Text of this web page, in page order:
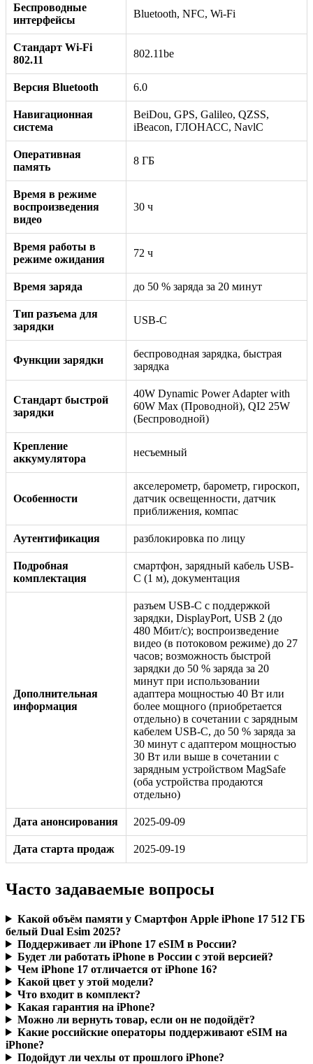
Беспроводные
интерфейсы
Bluetooth, NFC, Wi-Fi
Стандарт Wi-Fi
802.11
802.11be
Версия Bluetooth 6.0
Навигационная
система
BeiDou, GPS, Galileo, QZSS,
iBeacon, ГЛОНАСС, NavlC
Оперативная
память
8 ГБ
Время в режиме
воспроизведения
видео
30 ч
Время работы в
режиме ожидания
72 ч
Время заряда до 50 % заряда за 20 минут
Тип разъема для
зарядки
USB-C
Функции зарядки
беспроводная зарядка, быстрая
зарядка
Стандарт быстрой
зарядки
40W Dynamic Power Adapter with
60W Max (Проводной), QI2 25W
(Беспроводной)
Крепление
аккумулятора
несъемный
Особенности
акселерометр, барометр, гироскоп,
датчик освещенности, датчик
приближения, компас
Аутентификация разблокировка по лицу
Подробная
комплектация
смартфон, зарядный кабель USB-
C (1 м), документация
Дополнительная
информация
разъем USB-C с поддержкой
зарядки, DisplayPort, USB 2 (до
480 Мбит/с); воспроизведение
видео (в потоковом режиме) до 27
часов; возможность быстрой
зарядки до 50 % заряда за 20
минут при использовании
адаптера мощностью 40 Вт или
более мощного (приобретается
отдельно) в сочетании с зарядным
кабелем USB-C, до 50 % заряда за
30 минут с адаптером мощностью
30 Вт или выше в сочетании с
зарядным устройством MagSafe
(оба устройства продаются
отдельно)
Дата анонсирования 2025-09-09
Дата старта продаж 2025-09-19
Часто задаваемые вопросы
Какой объём памяти у Смартфон Apple iPhone 17 512 ГБ
белый Dual Esim 2025?
Поддерживает ли iPhone 17 eSIM в России?
Будет ли работать iPhone в России с этой версией?
Чем iPhone 17 отличается от iPhone 16?
Какой цвет у этой модели?
Что входит в комплект?
Какая гарантия на iPhone?
Можно ли вернуть товар, если он не подойдёт?
Какие российские операторы поддерживают eSIM на
iPhone?
Подойдут ли чехлы от прошлого iPhone?